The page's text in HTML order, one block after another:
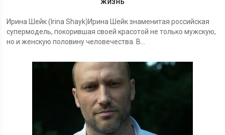
Ирина Шейк (Irina Shayk)Ирина Шейк знаменитая российская
супермодель, покорившая своей красотой не только мужскую,
но и женскую половину человечества. В...